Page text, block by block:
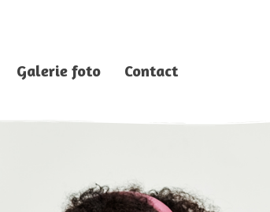
Galerie foto Contact